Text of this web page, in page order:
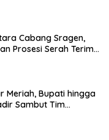
Cabang Sragen,
Prosesi Serah Terima
Meriah, Bupati hingga
Sambut Tim